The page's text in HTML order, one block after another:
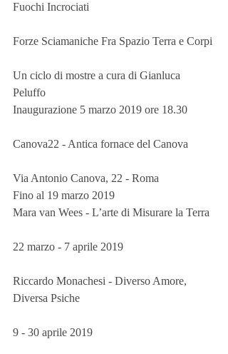
Fuochi Incrociati
Forze Sciamaniche Fra Spazio Terra e Corpi
Un ciclo di mostre a cura di Gianluca
Peluffo
Inaugurazione 5 marzo 2019 ore 18.30
Canova22 - Antica fornace del Canova
Via Antonio Canova, 22 - Roma
Fino al 19 marzo 2019
Mara van Wees - L’arte di Misurare la Terra
22 marzo - 7 aprile 2019
Riccardo Monachesi - Diverso Amore,
Diversa Psiche
9 - 30 aprile 2019